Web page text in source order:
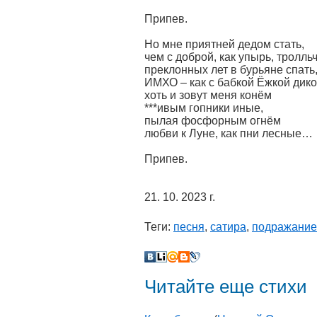
Припев.
Но мне приятней дедом стать,
чем с доброй, как упырь,
преклонных лет в бурьяне спать,
ИМХО – как с бабкой Ёжкой
хоть и зовут меня конём
***ивым гопники иные,
пылая фосфорным огнём
любви к Луне, как пни лесные…
Припев.
21. 10. 2023 г.
Теги: песня, сатира, подражание
Читайте еще стихи